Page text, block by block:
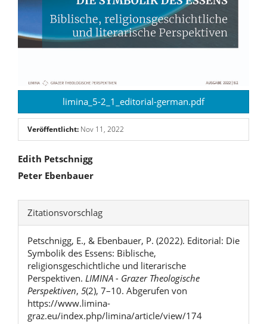
limina_5-2_1_editorial-german.pdf
Veröffentlicht: Nov 11, 2022
Hauptsächlicher
Artikelinhalt
Edith Petschnigg
Peter Ebenbauer
Artikel-
Details
Zitationsvorschlag
Petschnigg, E., & Ebenbauer, P. (2022). Editorial: Die
Symbolik des Essens: Biblische,
religionsgeschichtliche und literarische
Perspektiven. LIMINA - Grazer Theologische
Perspektiven, 5(2), 7–10. Abgerufen von
https://www.limina-
graz.eu/index.php/limina/article/view/174